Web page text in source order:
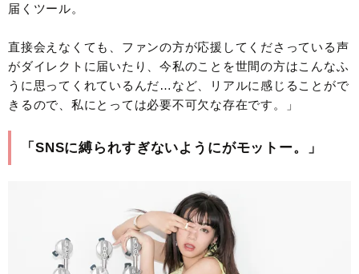
届くツール。
直接会えなくても、ファンの方が応援してくださっている声
がダイレクトに届いたり、今私のことを世間の方はこんなふ
うに思ってくれているんだ…など、リアルに感じることがで
きるので、私にとっては必要不可欠な存在です。」
「SNSに縛られすぎないようにがモットー。」